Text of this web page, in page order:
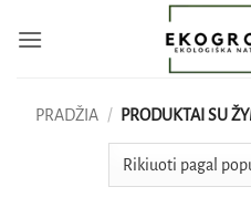
PRADŽIA / PRODUKTAI SU